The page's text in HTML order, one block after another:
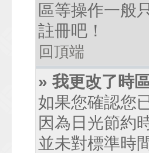
區等操作一般
註冊吧！
回頂端
» 我更改了時
如果您確認您
因為日光節約
並未對標準時